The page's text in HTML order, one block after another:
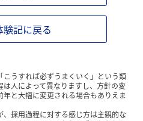
記に戻る
うすれば必ずうまくいく」という類
人によって異なりますし、方針の変
と大幅に変更される場合もありえま
採用過程に対する感じ方は主観的な